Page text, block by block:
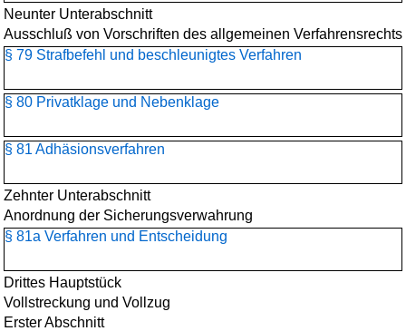
Neunter Unterabschnitt
Ausschluß von Vorschriften des allgemeinen Verfahrensrechts
§ 79 Strafbefehl und beschleunigtes Verfahren
§ 80 Privatklage und Nebenklage
§ 81 Adhäsionsverfahren
Zehnter Unterabschnitt
Anordnung der Sicherungsverwahrung
§ 81a Verfahren und Entscheidung
Drittes Hauptstück
Vollstreckung und Vollzug
Erster Abschnitt